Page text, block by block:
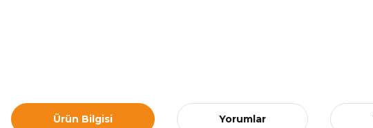
Ürün Bilgisi Yorumlar